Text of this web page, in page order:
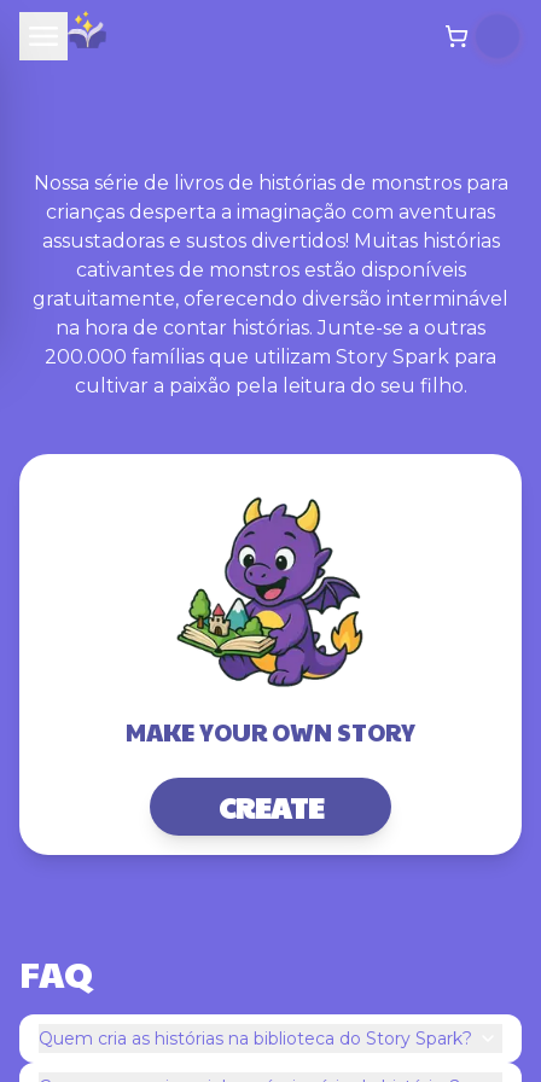
Nossa série de livros de histórias de monstros para
crianças desperta a imaginação com aventuras
assustadoras e sustos divertidos! Muitas histórias
cativantes de monstros estão disponíveis
gratuitamente, oferecendo diversão interminável
na hora de contar histórias. Junte-se a outras
200.000 famílias que utilizam Story Spark para
cultivar a paixão pela leitura do seu filho.
MAKE YOUR OWN STORY
CREATE
FAQ
Quem cria as histórias na biblioteca do Story Spark?